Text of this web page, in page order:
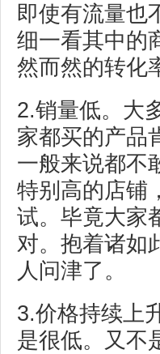
即使有流量也
细一看其中的
然而然的转化
2.销量低。大
家都买的产品
一般来说都不
特别高的店铺
试。毕竟大家
对。抱着诸如
人问津了。
3.价格持续上
是很低。又不